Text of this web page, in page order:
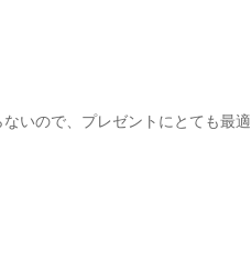
いので、プレゼントにとても最適